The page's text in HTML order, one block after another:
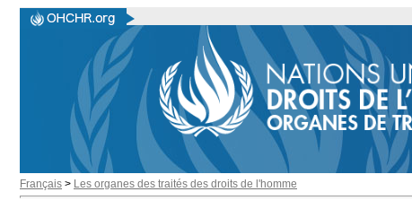
Français > Les organes des traités des droits de l'homme